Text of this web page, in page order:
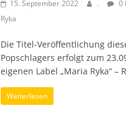
15. September 2022 . 0
Ryka
Die Titel-Veröffentlichung
Popschlagers erfolgt zum
eigenen Label „Maria Ryka“ –
Weiterlesen